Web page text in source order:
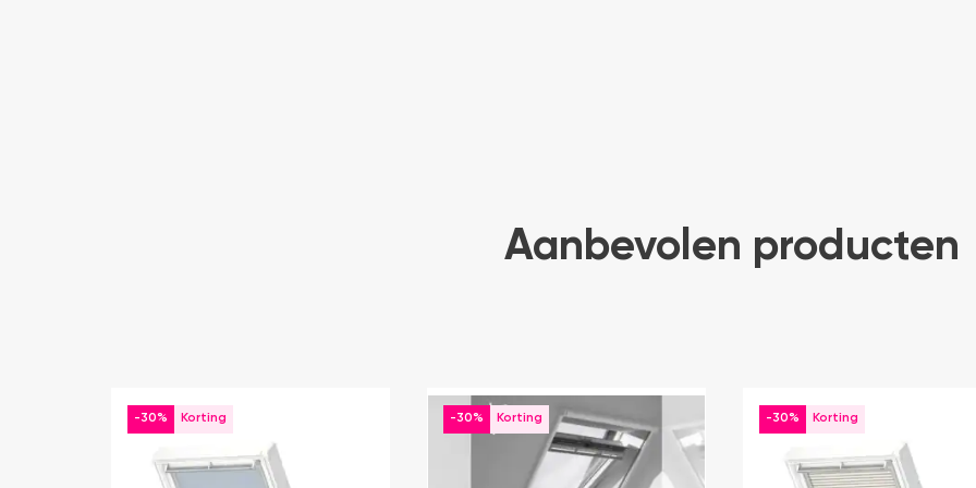
Aanbevolen producten
-30% -30% -30%